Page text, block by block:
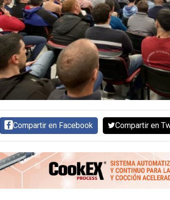
Compartir en Facebook Compartir en